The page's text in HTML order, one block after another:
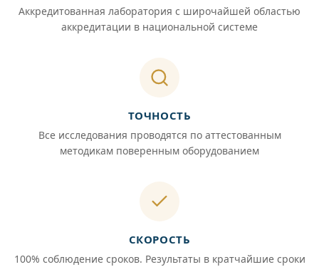
Аккредитованная лаборатория с широчайшей областью
аккредитации в национальной системе
ТОЧНОСТЬ
Все исследования проводятся по аттестованным
методикам поверенным оборудованием
СКОРОСТЬ
100% соблюдение сроков. Результаты в кратчайшие сроки